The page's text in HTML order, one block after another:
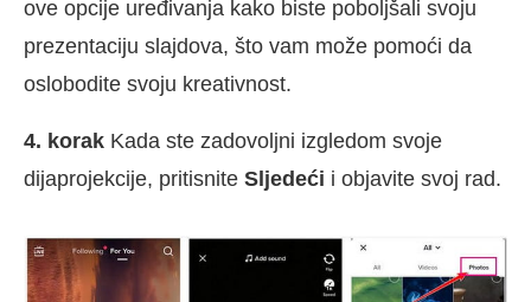
ove opcije uređivanja kako biste poboljšali svoju
prezentaciju slajdova, što vam može pomoći da
oslobodite svoju kreativnost.
4. korak Kada ste zadovoljni izgledom svoje
dijaprojekcije, pritisnite Sljedeći i objavite svoj rad.